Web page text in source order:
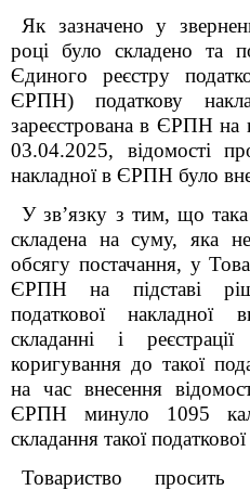
Як зазначено у
році було складено та
Єдиного реєстру
ЄРПН) податкову
зареєстрована в ЄРПН на
03.04.2025, відомості
накладної в ЄРПН було
У звʼязку з тим, що така
складена на суму, яка
обсягу постачання, у
ЄРПН на підставі
податкової накладної
складанні і
коригування до такої
на час внесення
ЄРПН минуло 1095
складання такої
Товариство просить